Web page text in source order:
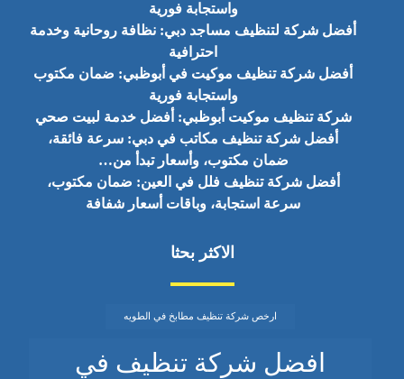
واستجابة فورية
أفضل شركة لتنظيف مساجد دبي: نظافة روحانية وخدمة
احترافية
أفضل شركة تنظيف موكيت في أبوظبي: ضمان مكتوب
واستجابة فورية
شركة تنظيف موكيت أبوظبي: أفضل خدمة لبيت صحي
أفضل شركة تنظيف مكاتب في دبي: سرعة فائقة،
ضمان مكتوب، وأسعار تبدأ من…
أفضل شركة تنظيف فلل في العين: ضمان مكتوب،
سرعة استجابة، وباقات أسعار شفافة
الاكثر بحثا
ارخص شركة تنظيف مطابخ في الطويه
افضل شركة تنظيف في